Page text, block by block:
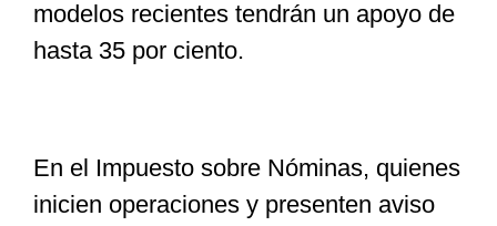
modelos recientes tendrán un apoyo de
hasta 35 por ciento.
En el Impuesto sobre Nóminas, quienes
inicien operaciones y presenten aviso